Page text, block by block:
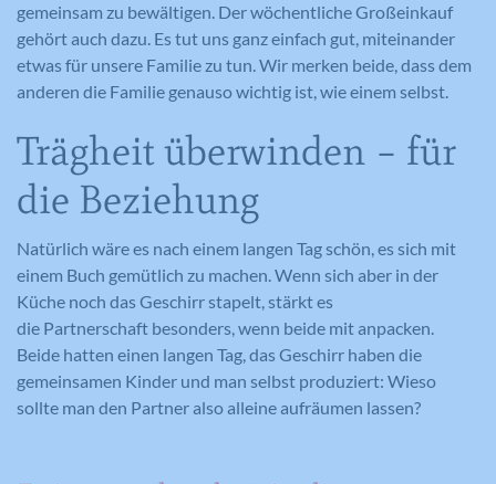
gemeinsam zu bewältigen. Der wöchentliche Großeinkauf
gehört auch dazu. Es tut uns ganz einfach gut, miteinander
etwas für unsere Familie zu tun. Wir merken beide, dass dem
anderen die Familie genauso wichtig ist, wie einem selbst.
Trägheit überwinden – für
die Beziehung
Natürlich wäre es nach einem langen Tag schön, es sich mit
einem Buch gemütlich zu machen. Wenn sich aber in der
Küche noch das Geschirr stapelt, stärkt es
die Partnerschaft besonders, wenn beide mit anpacken.
Beide hatten einen langen Tag, das Geschirr haben die
gemeinsamen Kinder und man selbst produziert: Wieso
sollte man den Partner also alleine aufräumen lassen?